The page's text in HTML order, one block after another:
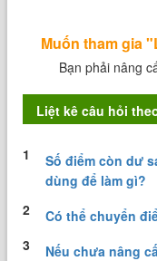
Muốn tham gia
Bạn phải nâng
Liệt kê câu hỏi
1
Số điểm còn dư
dùng để làm gì?
2
Có thể chuyển
3
Nếu chưa nâng